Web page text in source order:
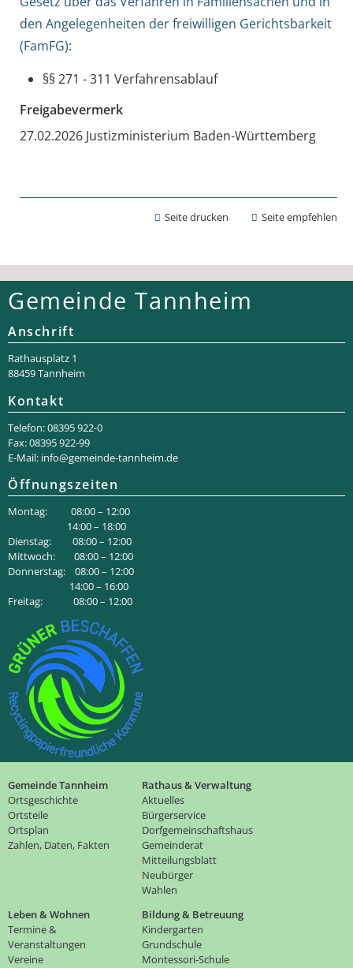
den Angelegenheiten der freiwilligen Gerichtsbarkeit
(FamFG):
§§ 271 - 311 Verfahrensablauf
Freigabevermerk
27.02.2026 Justizministerium Baden-Württemberg
Seite drucken Seite empfehlen
Gemeinde Tannheim
Anschrift
Rathaus­platz 1
88459 Tannheim
Kontakt
Telefon: 08395 922-0
Fax: 08395 922-99
E-Mail: info@gemeinde-tannheim.de
Öffnungszeiten
Montag: 08:00 – 12:00
14:00 – 18:00
Dienstag: 08:00 – 12:00
Mittwoch: 08:00 – 12:00
Donnerstag: 08:00 – 12:00
14:00 – 16:00
Freitag: 08:00 – 12:00
Gemeinde Tannheim
Ortsgeschichte
Ortsteile
Ortsplan
Zahlen, Daten, Fakten
Rathaus & Verwaltung
Aktuelles
Bürgerservice
Dorfgemeinschaftshaus
Gemeinderat
Mitteilungsblatt
Neubürger
Wahlen
Leben & Wohnen
Termine &
Veranstaltungen
Vereine
Bildung & Betreuung
Kindergarten
Grundschule
Montessori-Schule